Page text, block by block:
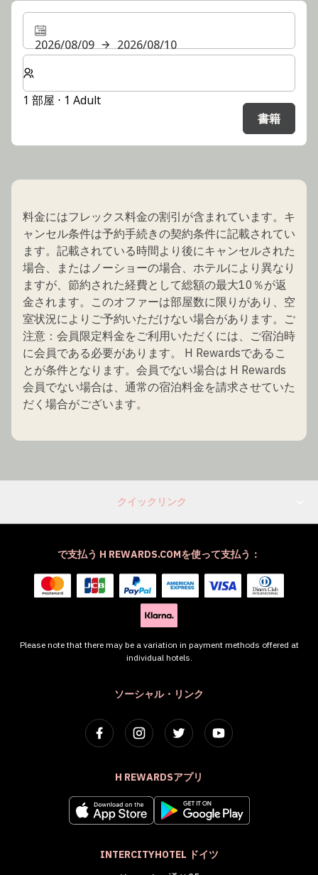
2026/08/09
2026/08/10
客室数と宿泊人数をお選びください。
1 部屋 ⋅ 1 Adult
書籍
料金にはフレックス料金の割引が含まれています。キ
ャンセル条件は予約手続きの契約条件に記載されてい
ます。記載されている時間より後にキャンセルされた
場合、またはノーショーの場合、ホテルにより異なり
ますが、節約された経費として総額の最大10％が返
金されます。このオファーは部屋数に限りがあり、空
室状況によりご予約いただけない場合があります。ご
注意：会員限定料金をご利用いただくには、ご宿泊時
に会員である必要があります。 H Rewardsであるこ
とが条件となります。会員でない場合は H Rewards
会員でない場合は、通常の宿泊料金を請求させていた
だく場合がございます。
クイックリンク
ソーシャル・リンク
H REWARDSアプリ
INTERCITYHOTEL ドイツ
で支払う H REWARDS.COMを使って支払う：
Please note that there may be a variation in payment methods offered at
individual hotels.